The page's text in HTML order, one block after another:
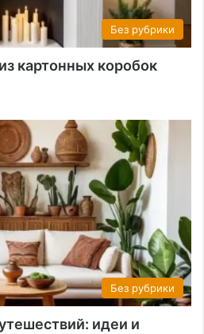
Без рубрики
картонных коробок
Без рубрики
идеи и